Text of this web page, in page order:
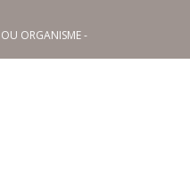
ORGANISME -